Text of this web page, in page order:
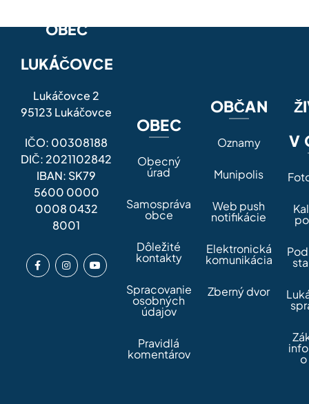
OBEC
LUKÁČOVCE
Lukáčovce 2
95123 Lukáčovce
IČO: 00308188
DIČ: 2021102842
IBAN: SK79
5600 0000
0008 0432
8001
OBEC
Obecný
úrad
Samospráva
obce
Dôležité
kontakty
Spracovanie
osobných
údajov
Pravidlá
komentárov
OBČAN
Oznamy
Munipolis
Web push
notifikácie
Elektronická
komunikácia
Zberný dvor
V